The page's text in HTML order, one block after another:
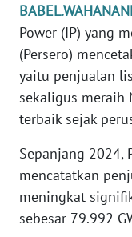
Power (IP) yang
(Persero)
yaitu penjualan
sekaligus meraih
terbaik sejak
Sepanjang 2024,
mencatatkan
meningkat
sebesar 79.992
PEDOMAN
SIBER
REDAKSI
KARIR
DISCLAIMER